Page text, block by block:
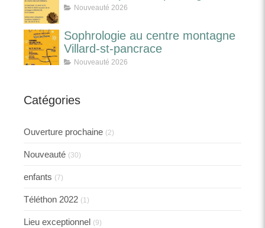
Nouveauté 2026
Sophrologie au centre montagne
Villard-st-pancrace
Nouveauté 2026
Catégories
Ouverture prochaine (2)
Nouveauté (30)
enfants (7)
Téléthon 2022 (1)
Lieu exceptionnel (9)